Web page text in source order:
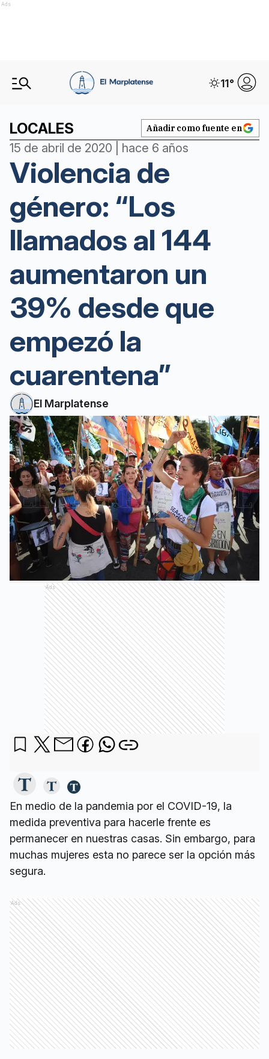
Ads
11°
LOCALES Añadir como fuente en
15 de abril de 2020 | hace 6 años
Violencia de
género: “Los
llamados al 144
aumentaron un
39% desde que
empezó la
cuarentena”
El Marplatense
Ads
En medio de la pandemia por el COVID-19, la
medida preventiva para hacerle frente es
permanecer en nuestras casas. Sin embargo, para
muchas mujeres esta no parece ser la opción más
segura.
Ads